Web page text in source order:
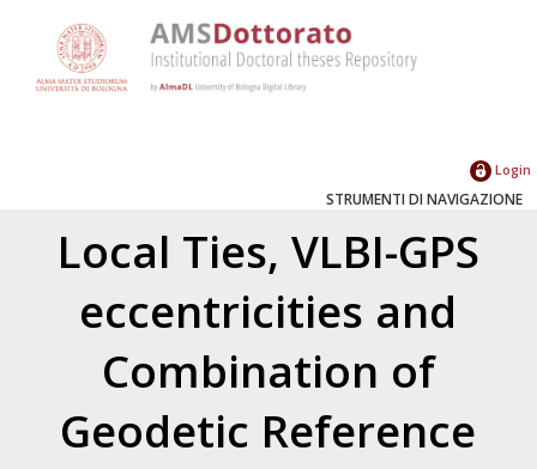
Login
STRUMENTI DI NAVIGAZIONE
Local Ties, VLBI-GPS
eccentricities and
Combination of
Geodetic Reference